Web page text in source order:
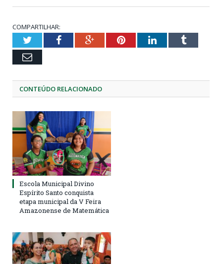
COMPARTILHAR:
TwitterFacebookGoogle+PinterestLinkedInTumblr
Email
CONTEÚDO RELACIONADO
Escola Municipal Divino
Espírito Santo conquista
etapa municipal da V Feira
Amazonense de Matemática